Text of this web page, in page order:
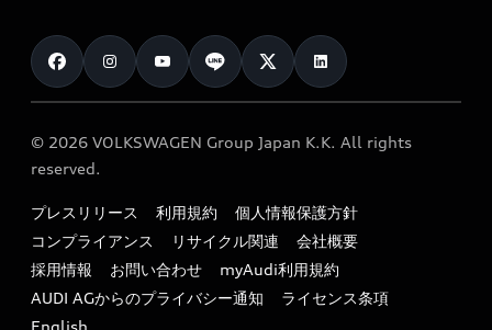
カタログ一覧
車検 / 定期点検
e-tronアフターサポート
myAudi
クオリティ
保証
メンテナンス
ファイナンス
キャンペーン / イベント
買取査定
お知らせ
オーナー様向けキャンペーン
特定整備適用車一覧
リサイクル法
よくある質問（FAQ）
© 2026 VOLKSWAGEN Group Japan K.K. All rights
reserved.
プレスリリース 利用規約
個人情報保護方針
コンプライアンス
リサイクル関連
会社概要
採用情報
お問い合わせ
myAudi利用規約
AUDI AGからのプライバシー通知
ライセンス条項
English